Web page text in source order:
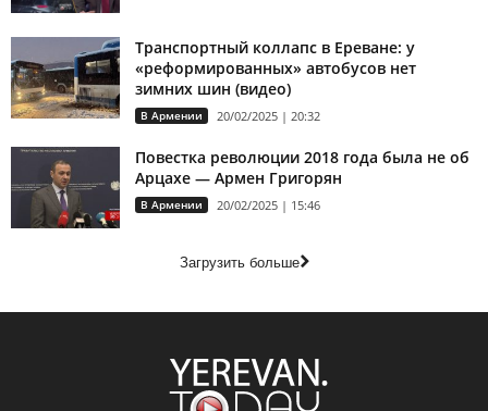
Транспортный коллапс в Ереване: у
«реформированных» автобусов нет
зимних шин (видео)
В Армении 20/02/2025 | 20:32
Повестка революции 2018 года была не об
Арцахе — Армен Григорян
В Армении 20/02/2025 | 15:46
Загрузить больше